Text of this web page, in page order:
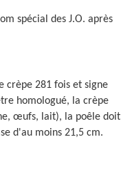
spécial des J.O. après
crèpe 281 fois et signe
homologué, la crèpe
œufs, lait), la poêle doit
d'au moins 21,5 cm.